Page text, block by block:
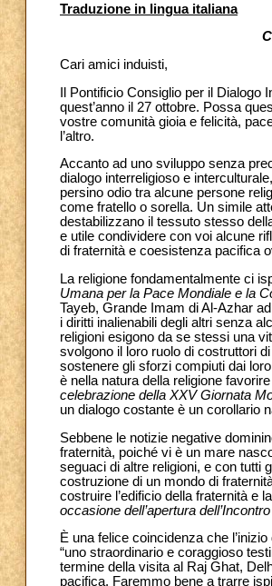
Traduzione in lingua italiana
Cari amici induisti,
Il Pontificio Consiglio per il
quest’anno il 27 ottobre. Possa
vostre comunità gioia e felicità,
l’altro.
Accanto ad uno sviluppo senza
dialogo interreligioso e
persino odio tra alcune persone
come fratello o sorella. Un simile
destabilizzano il tessuto stesso
e utile condividere con voi alcune
di fraternità e coesistenza pacifica
La religione fondamentalmente ci
Umana per la Pace Mondiale e la
Tayeb, Grande Imam di Al-Azhar
i diritti inalienabili degli altri senza
religioni esigono da se stessi una
svolgono il loro ruolo di costruttori
sostenere gli sforzi compiuti dai
è nella natura della religione
celebrazione della XXV Giornata
un dialogo costante è un corollario
Sebbene le notizie negative
fraternità, poiché vi è un mare
seguaci di altre religioni, e con tutti
costruzione di un mondo di
costruire l’edificio della fraternità e
occasione dell’apertura
È una felice coincidenza che
“uno straordinario e coraggioso
termine della visita al Raj Ghat,
pacifica. Faremmo bene a trarre